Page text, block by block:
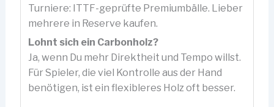
Turniere: ITTF-geprüfte Premiumbälle. Lieber
mehrere in Reserve kaufen.
Lohnt sich ein Carbonholz?
Ja, wenn Du mehr Direktheit und Tempo willst.
Für Spieler, die viel Kontrolle aus der Hand
benötigen, ist ein flexibleres Holz oft besser.